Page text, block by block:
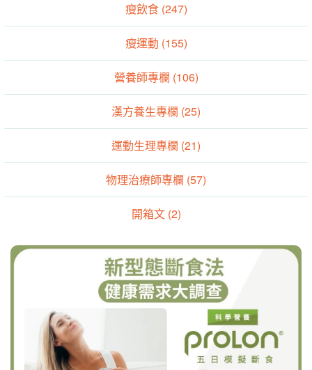
瘦飲食 (247)
瘦運動 (155)
營養師專欄 (106)
漢方養生專欄 (25)
運動生理專欄 (21)
物理治療師專欄 (57)
開箱文 (2)